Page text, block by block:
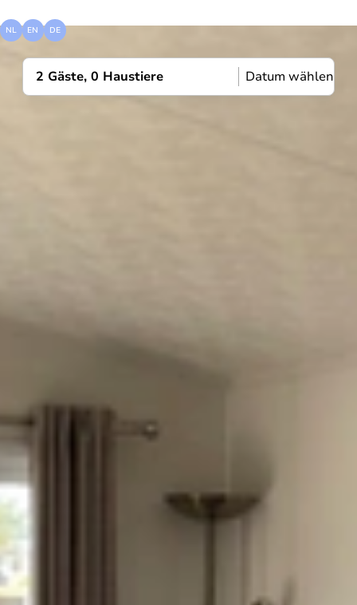
NL EN DE
2 Gäste, 0 Haustiere Datum wählen